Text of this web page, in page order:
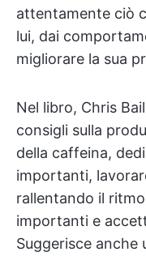
attentamente ciò
lui, dai
migliorare la sua
Nel libro, Chris
consigli sulla
della caffeina,
importanti,
rallentando il
importanti e
Suggerisce anche